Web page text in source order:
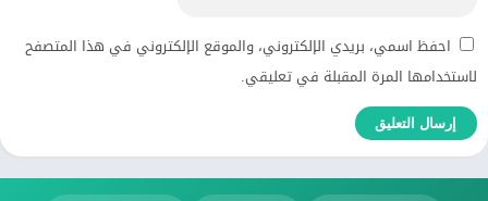
احفظ اسمي، بريدي الإلكتروني، والموقع الإلكتروني في هذا المتصفح
لاستخدامها المرة المقبلة في تعليقي.